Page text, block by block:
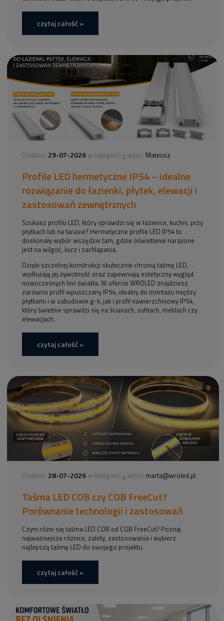
czytaj całość »
Dodano: 29-07-2026 w kategorii: - autor: Mateusz
Profile LED hermetyczne IP54 – idealne
rozwiązanie do łazienki, płytek, elewacji i
zastosowań zewnętrznych
Szukasz profilu LED, który sprawdzi się w łazience, kuchni, przy
płytkach lub na tarasie? Hermetyczne profile LED IP54 to
doskonały wybór wszędzie tam, gdzie oświetlenie narażone
jest na wilgoć, kurz i zachlapania.
Dzięki szczelnej konstrukcji skutecznie chronią taśmę LED,
wydłużają jej żywotność oraz zapewniają estetyczny wygląd
nowoczesnych linii światła. W ofercie WROLED znajdziesz
zarówno profil wpuszczany IP54, idealny do montażu między
płytkami i w zabudowie g-k, jak i profil nawierzchniowy IP54,
który świetnie sprawdzi się na ścianach, sufitach, meblach czy
elewacjach.
czytaj całość »
Dodano: 28-07-2026 w kategorii: - autor: marta@wroled.pl
Taśma LED COB czy COB FreeCut?
Porównanie technologii i zastosowań
Czym różni się taśma LED COB od COB FreeCut? Poznaj
najważniejsze różnice, zalety, zastosowania i wybierz
najlepszą taśmę LED do swojego projektu.
czytaj całość »